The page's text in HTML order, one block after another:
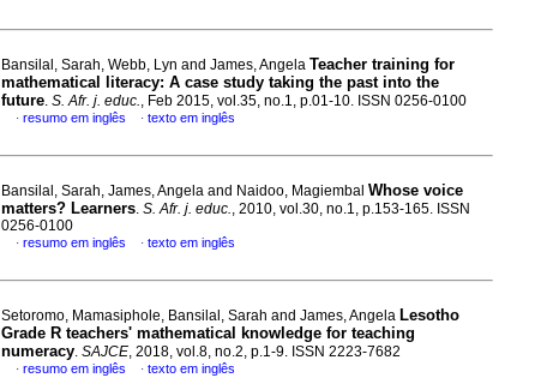
Bansilal, Sarah, Webb, Lyn and James, Angela Teacher training for
mathematical literacy: A case study taking the past into the
future. S. Afr. j. educ., Feb 2015, vol.35, no.1, p.01-10. ISSN 0256-0100
· resumo em inglês · texto em inglês
Bansilal, Sarah, James, Angela and Naidoo, Magiembal Whose voice
matters? Learners. S. Afr. j. educ., 2010, vol.30, no.1, p.153-165. ISSN
0256-0100
· resumo em inglês · texto em inglês
Setoromo, Mamasiphole, Bansilal, Sarah and James, Angela Lesotho
Grade R teachers' mathematical knowledge for teaching
numeracy. SAJCE, 2018, vol.8, no.2, p.1-9. ISSN 2223-7682
· resumo em inglês · texto em inglês